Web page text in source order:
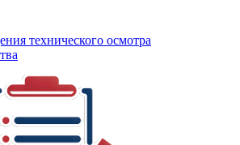
технического осмотра